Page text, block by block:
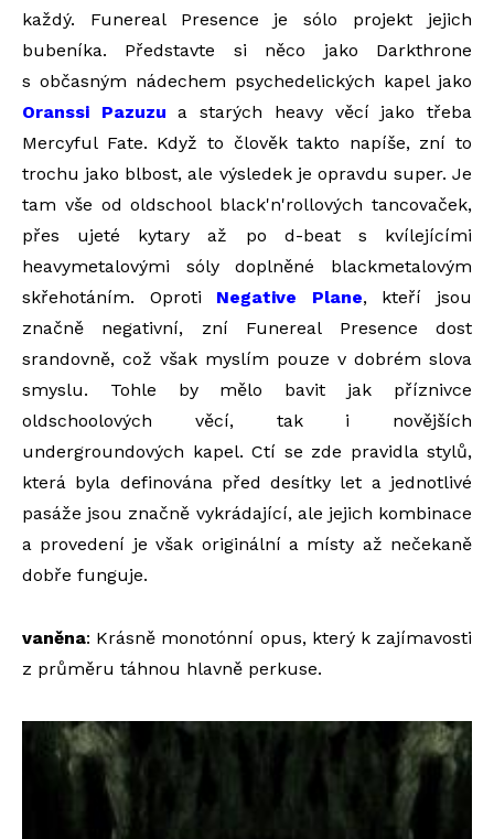
každý. Funereal Presence je sólo projekt jejich
bubeníka. Představte si něco jako Darkthrone
s občasným nádechem psychedelických kapel jako
Oranssi Pazuzu a starých heavy věcí jako třeba
Mercyful Fate. Když to člověk takto napíše, zní to
trochu jako blbost, ale výsledek je opravdu super. Je
tam vše od oldschool black'n'rollových tancovaček,
přes ujeté kytary až po d-beat s kvílejícími
heavymetalovými sóly doplněné blackmetalovým
skřehotáním. Oproti Negative Plane, kteří jsou
značně negativní, zní Funereal Presence dost
srandovně, což však myslím pouze v dobrém slova
smyslu. Tohle by mělo bavit jak příznivce
oldschoolových věcí, tak i novějších
undergroundových kapel. Ctí se zde pravidla stylů,
která byla definována před desítky let a jednotlivé
pasáže jsou značně vykrádající, ale jejich kombinace
a provedení je však originální a místy až nečekaně
dobře funguje.
vaněna: Krásně monotónní opus, který k zajímavosti
z průměru táhnou hlavně perkuse.